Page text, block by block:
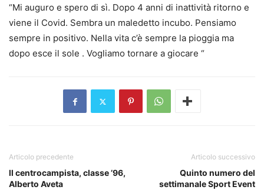
“Mi auguro e spero di sì. Dopo 4 anni di inattività ritorno e
viene il Covid. Sembra un maledetto incubo. Pensiamo
sempre in positivo. Nella vita c’è sempre la pioggia ma
dopo esce il sole . Vogliamo tornare a giocare “
Articolo precedente
ll centrocampista, classe ’96,
Alberto Aveta
Articolo successivo
Quinto numero del
settimanale Sport Event